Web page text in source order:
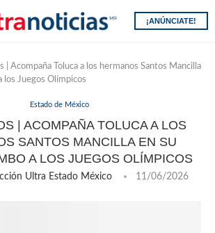
¡ANÚNCIATE!
| Acompaña Toluca a los hermanos Santos Mancilla
los Juegos Olímpicos
Estado de México
| ACOMPAÑA TOLUCA A LOS
SANTOS MANCILLA EN SU
A LOS JUEGOS OLÍMPICOS
Ultra Estado México 11/06/2026